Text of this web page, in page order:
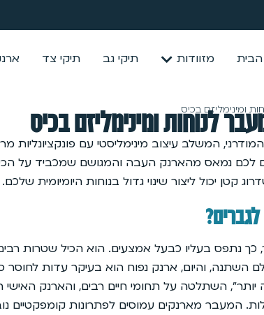
מזוודות תיקי גב תיקי צד
ומינימליזם בכיס
לנוחות ומינימליזם בכיס
המשלב עיצוב מינימליסטי עם פונקציונליות
לכם נמאס מהארנק העבה והמגושם שמכביד על
יכול ליצור שינוי גדול בנוחות היומיומית שלכם.
נתפס בעליו כבעל אמצעים. הוא הכיל שטרות
השתנה, והיום, ארנק נפוח הוא בעיקר עדות לחוסר
השתלטה על תחומי חיים רבים, והארנק
המעבר מארנקים עמוסים לפתרונות קומפקטיים